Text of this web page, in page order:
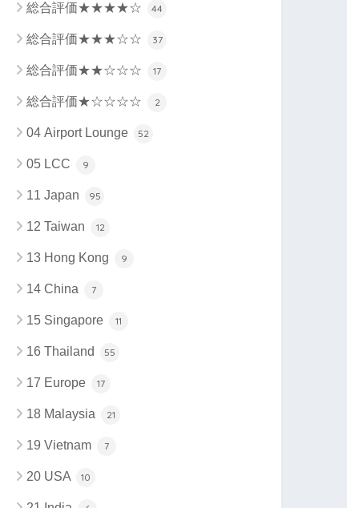
総合評価★★★★☆ 44
総合評価★★★☆☆ 37
総合評価★★☆☆☆ 17
総合評価★☆☆☆☆ 2
04 Airport Lounge 52
05 LCC 9
11 Japan 95
12 Taiwan 12
13 Hong Kong 9
14 China 7
15 Singapore 11
16 Thailand 55
17 Europe 17
18 Malaysia 21
19 Vietnam 7
20 USA 10